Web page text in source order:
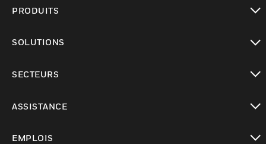
PRODUITS
SOLUTIONS
SECTEURS
ASSISTANCE
EMPLOIS